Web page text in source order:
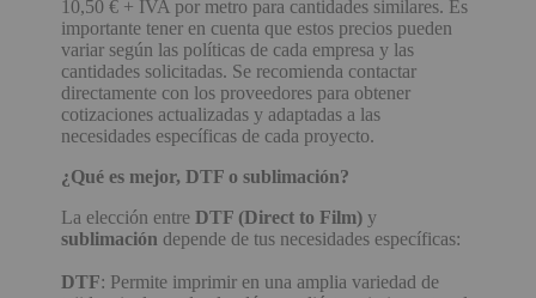
10,50 € + IVA por metro para cantidades similares. Es
importante tener en cuenta que estos precios pueden
variar según las políticas de cada empresa y las
cantidades solicitadas. Se recomienda contactar
directamente con los proveedores para obtener
cotizaciones actualizadas y adaptadas a las
necesidades específicas de cada proyecto.
¿Qué es mejor, DTF o sublimación?
La elección entreDTF (Direct to Film) y
sublimación depende de tus necesidades específicas:
DTF: Permite imprimir en una amplia variedad de